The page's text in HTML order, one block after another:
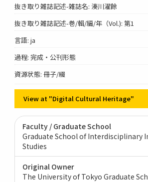
抜き取り雑誌記述-雑誌名: 湊川濯餘
抜き取り雑誌記述-巻/輯/編/年（Vol.): 第1
言語: ja
過程: 完成・公刊形態
資源状態: 冊子/綴
View at "Digital Cultural Heritage"
Faculty / Graduate School
Graduate School of Interdisciplinary
Studies
Original Owner
The University of Tokyo Graduate